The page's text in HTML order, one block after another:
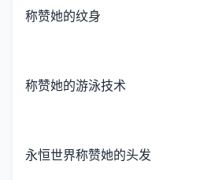
称赞她的纹身
称赞她的游泳技术
永恒世界称赞她的头发